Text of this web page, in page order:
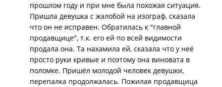
прошлом году и при мне была похожая ситуация.
Пришла девушка с жалобой на изограф, сказала
что он не исправен. Обратилась к "главной
продавщице", т.к. его ей по всей видимости
продала она. Та нахамила ей, сказала что у неё
просто руки кривые и поэтому она виновата в
поломке. Пришёл молодой человек девушки,
перепалка продолжалась. Пожилая продавщица